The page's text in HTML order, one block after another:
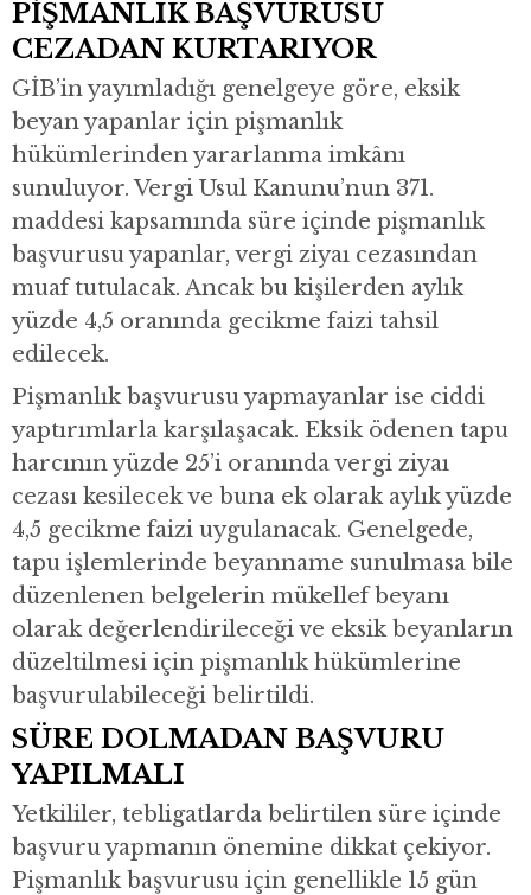
PİŞMANLIK BAŞVURUSU
CEZADAN KURTARIYOR
GİB’in yayımladığı genelgeye göre, eksik
beyan yapanlar için pişmanlık
hükümlerinden yararlanma imkânı
sunuluyor. Vergi Usul Kanunu’nun 371.
maddesi kapsamında süre içinde pişmanlık
başvurusu yapanlar, vergi ziyaı cezasından
muaf tutulacak. Ancak bu kişilerden aylık
yüzde 4,5 oranında gecikme faizi tahsil
edilecek.
Pişmanlık başvurusu yapmayanlar ise ciddi
yaptırımlarla karşılaşacak. Eksik ödenen tapu
harcının yüzde 25’i oranında vergi ziyaı
cezası kesilecek ve buna ek olarak aylık yüzde
4,5 gecikme faizi uygulanacak. Genelgede,
tapu işlemlerinde beyanname sunulmasa bile
düzenlenen belgelerin mükellef beyanı
olarak değerlendirileceği ve eksik beyanların
düzeltilmesi için pişmanlık hükümlerine
başvurulabileceği belirtildi.
SÜRE DOLMADAN BAŞVURU
YAPILMALI
Yetkililer, tebligatlarda belirtilen süre içinde
başvuru yapmanın önemine dikkat çekiyor.
Pişmanlık başvurusu için genellikle 15 gün